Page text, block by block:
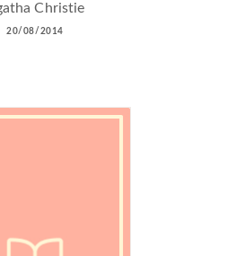
Christie
20/08/2014